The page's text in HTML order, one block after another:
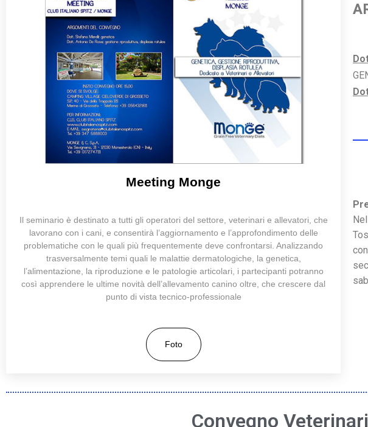
Meeting Monge
Il seminario è destinato a tutti gli operatori del settore, veterinari e allevatori, che
lavorano con i cani, e consentirà l’aggiornamento e l’approfondimento delle
problematiche con le quali più frequentemente deve confrontarsi. Analizzando
trasversalmente temi quali le malattie dermatologiche, la genetica,
l’alimentazione, la riproduzione e le patologie articolari, i partecipanti potranno
così apprendere le ultime novità dell’allevamento canino oltre, che crescere dal
punto di vista tecnico-professionale
Foto
Convegno